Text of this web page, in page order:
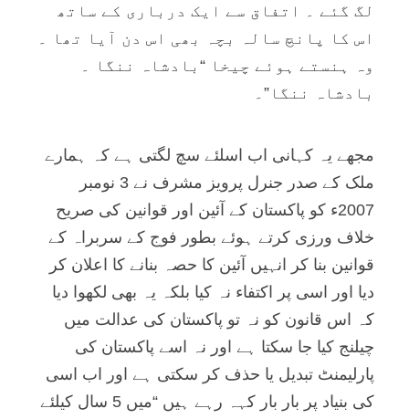
لگ گئے ۔ اتفاق سے ایک درباری کے ساتھ
اس کا پانچ سالہ بچہ بھی اس دن آیا تھا ۔
وہ ہنستے ہوئے چیخا “بادشاہ ننگا ۔
بادشاہ ننگا”۔
مجھے یہ کہانی اب اسلئے سچ لگتی ہے کہ ہمارے
ملک کے صدر جنرل پرویز مشرف نے 3 نومبر
2007ء کو پاکستان کے آئین اور قوانین کی صریح
خلاف ورزی کرتے ہوئے بطور فوج کے سربراہ کے
قوانین بنا کر انہیں آئین کا حصہ بنانے کا اعلان کر
دیا اور اسی پر اکتفاء نہ کیا بلکہ یہ بھی لکھوا دیا
کہ اس قانون کو نہ تو پاکستان کی عدالت میں
چیلنج کیا جا سکتا ہے اور نہ اسے پاکستان کی
پارلیمنٹ تبدیل یا حذف کر سکتی ہے اور اب اسی
کی بنیاد پر بار بار کہہ رہے ہیں “میں 5 سال کیلئے